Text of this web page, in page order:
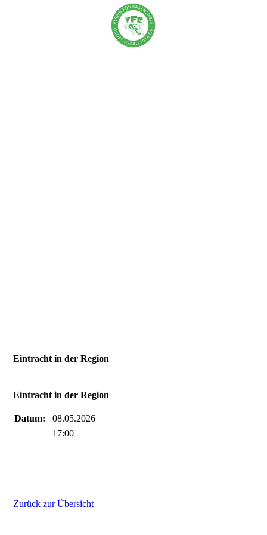
Eintracht in der Region
Eintracht in der Region
Datum:
08.05.2026
17:00
Zurück zur Übersicht